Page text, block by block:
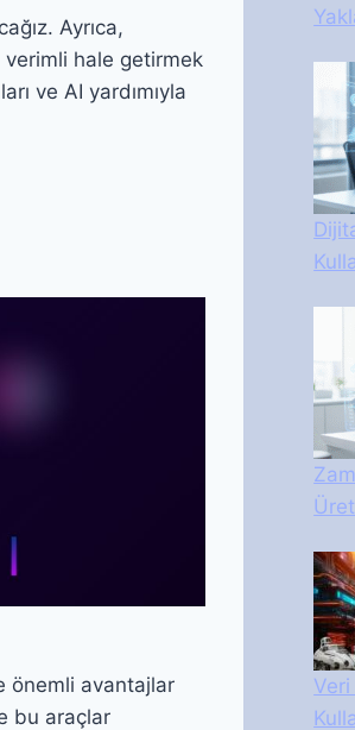
Ayrıca,
verimli hale getirmek
ve AI yardımıyla
önemli avantajlar
bu araçlar